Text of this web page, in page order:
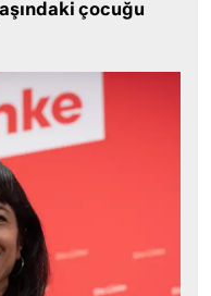
çocuğu